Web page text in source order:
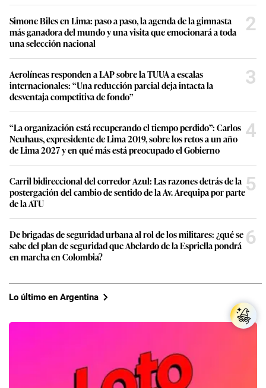
Simone Biles en Lima: paso a paso, la agenda de la gimnasta
más ganadora del mundo y una visita que emocionará a toda
una selección nacional
2
Aerolíneas responden a LAP sobre la TUUA a escalas
internacionales: “Una reducción parcial deja intacta la
desventaja competitiva de fondo”
3
“La organización está recuperando el tiempo perdido”: Carlos
Neuhaus, expresidente de Lima 2019, sobre los retos a un año
de Lima 2027 y en qué más está preocupado el Gobierno
4
Carril bidireccional del corredor Azul: Las razones detrás de la
postergación del cambio de sentido de la Av. Arequipa por parte
de la ATU
5
De brigadas de seguridad urbana al rol de los militares: ¿qué se
sabe del plan de seguridad que Abelardo de la Espriella pondrá
en marcha en Colombia?
6
Lo último en Argentina